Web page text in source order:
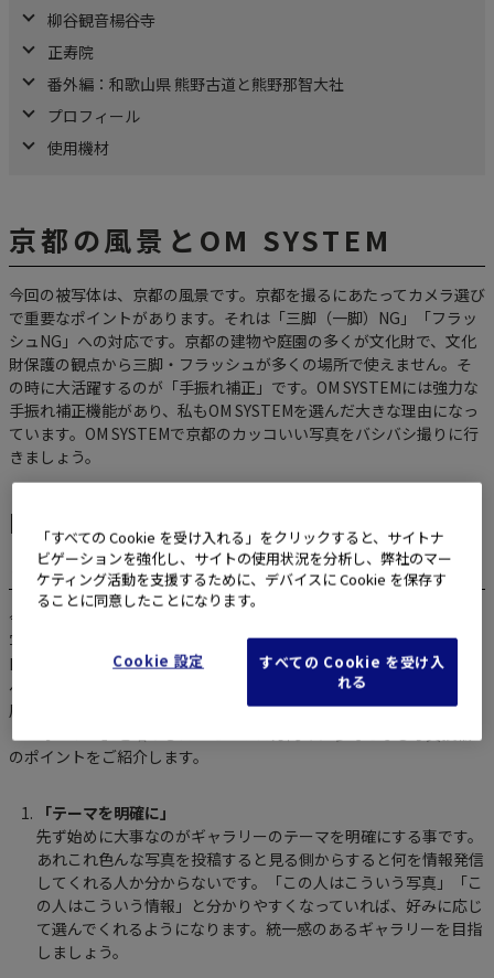
柳谷観音楊谷寺
正寿院
番外編：和歌山県 熊野古道と熊野那智大社
プロフィール
使用機材
京都の風景とOM SYSTEM
今回の被写体は、京都の風景です。京都を撮るにあたってカメラ選び
で重要なポイントがあります。それは「三脚（一脚）NG」「フラッ
シュNG」への対応です。京都の建物や庭園の多くが文化財で、文化
財保護の観点から三脚・フラッシュが多くの場所で使えません。そ
の時に大活躍するのが「手振れ補正」です。OM SYSTEMには強力な
手振れ補正機能があり、私もOM SYSTEMを選んだ大きな理由になっ
ています。OM SYSTEMで京都のカッコいい写真をバシバシ撮りに行
きましょう。
Instagramでの写真投稿のポイ
ント
今回のシリーズでは、京都や関西の撮影スポットやInstagramでの
写真投稿のポイントをご紹介します。
Instagramの利用方法・目的は人それぞれだと思います。好きな食
べ物を探したい、かっこいいモノ・かわいいモノが観たい、綺麗な
風景で癒されたい、などなど。今回はInstagramで「いいね」や
のポイントをご紹介します。
「テーマを明確に」
先ず始めに大事なのがギャラリーのテーマを明確にする事です。
あれこれ色んな写真を投稿すると見る側からすると何を情報発信
してくれる人か分からないです。「この人はこういう写真」「こ
の人はこういう情報」と分かりやすくなっていれば、好みに応じ
て選んでくれるようになります。統一感のあるギャラリーを目指
しましょう。
「すべての Cookie を受け入れる」をクリックすると、サイトナ
ビゲーションを強化し、サイトの使用状況を分析し、弊社のマー
ケティング活動を支援するために、デバイスに Cookie を保存す
ることに同意したことになります。
Cookie 設定
すべての Cookie を受け入
れる